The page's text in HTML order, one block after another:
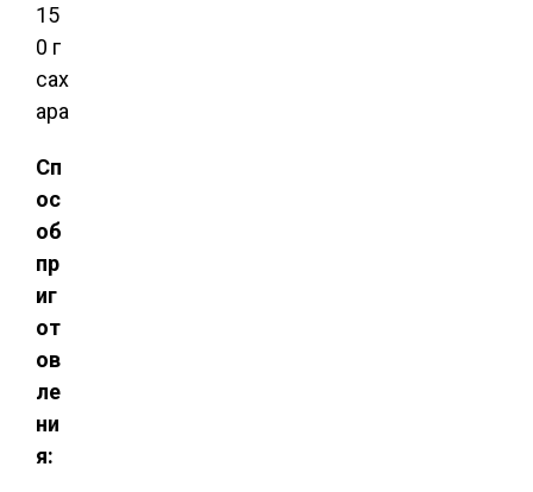
15
0 г
сах
ара
Сп
ос
об
пр
иг
от
ов
ле
ни
я: